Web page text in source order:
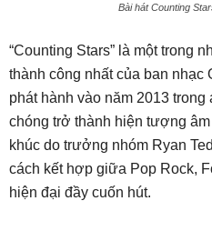
Bài hát Counting
“Counting Stars” là một trong
thành công nhất của ban
phát hành vào năm 2013
chóng trở thành hiện tượng
khúc do trưởng nhóm Ryan
cách kết hợp giữa Pop Rock,
hiện đại đầy cuốn hút.